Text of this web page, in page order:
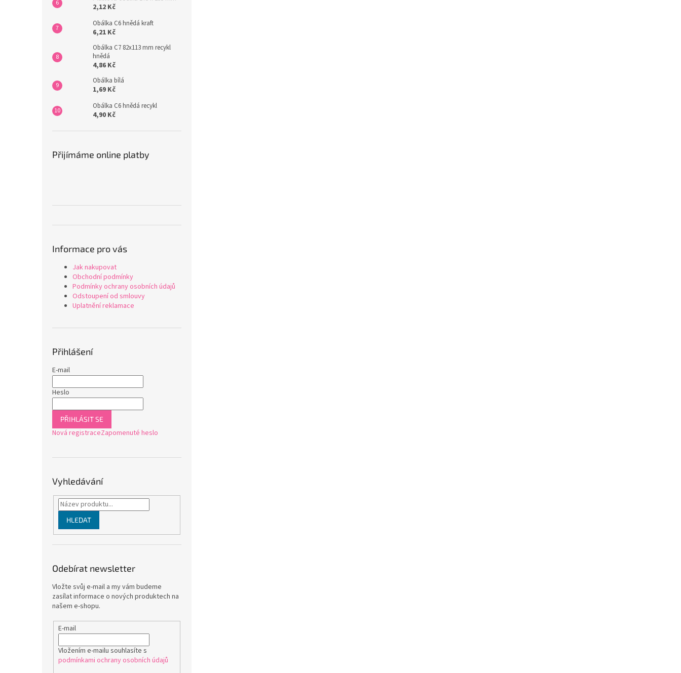
2,12 Kč
Obálka C6 hnědá kraft
6,21 Kč
Obálka C7 82x113 mm recykl
hnědá
4,86 Kč
Obálka bílá
1,69 Kč
Obálka C6 hnědá recykl
4,90 Kč
Přijímáme online platby
Informace pro vás
Jak nakupovat
Obchodní podmínky
Podmínky ochrany osobních údajů
Odstoupení od smlouvy
Uplatnění reklamace
Přihlášení
E-mail
Heslo
PŘIHLÁSIT SE
Nová registraceZapomenuté heslo
Vyhledávání
HLEDAT
Odebírat newsletter
Vložte svůj e-mail a my vám budeme
zasílat informace o nových produktech na
našem e-shopu.
E-mail
Vložením e-mailu souhlasíte s
podmínkami ochrany osobních údajů